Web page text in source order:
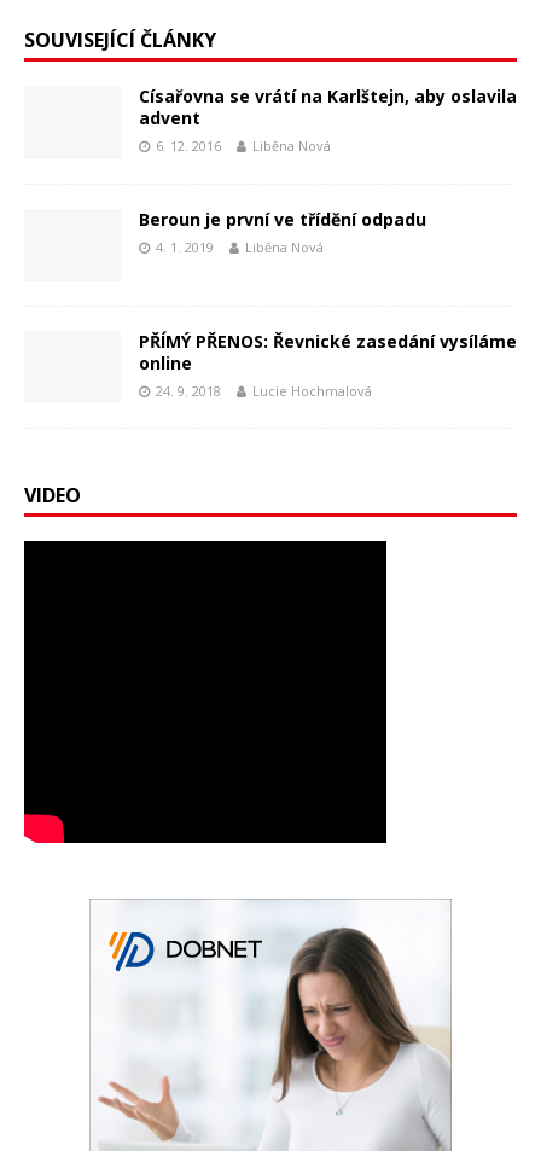
SOUVISEJÍCÍ ČLÁNKY
Císařovna se vrátí na Karlštejn, aby oslavila
advent
6. 12. 2016 Liběna Nová
Beroun je první ve třídění odpadu
4. 1. 2019 Liběna Nová
PŘÍMÝ PŘENOS: Řevnické zasedání vysíláme
online
24. 9. 2018 Lucie Hochmalová
VIDEO